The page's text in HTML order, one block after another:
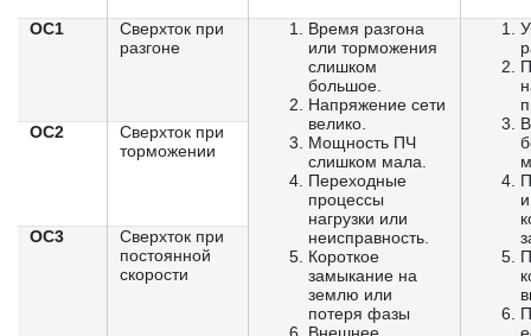
OC1
Сверхток при
разгоне
Время разгона
или торможения
слишком
большое.
Напряжение сети
велико.
Мощность ПЧ
слишком мала.
Переходные
процессы
нагрузки или
неисправность.
Короткое
замыкание на
землю или
потеря фазы
OC2
Сверхток при
торможении
OC3
Сверхток при
постоянной
скорости